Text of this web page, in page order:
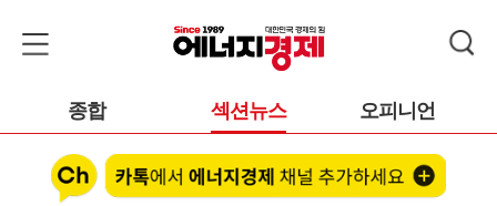
종합 섹션뉴스 오피니언